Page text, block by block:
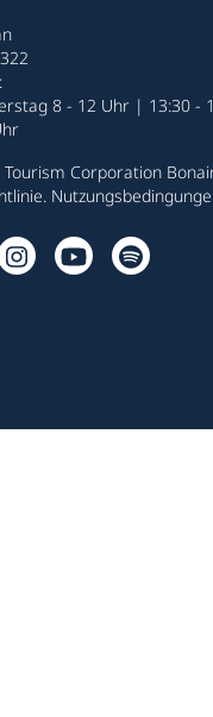
8 - 12 Uhr | 13:30 -
Corporation
.